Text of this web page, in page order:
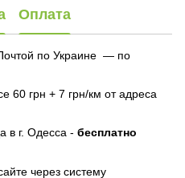
Оплата
по Украине — по
60 грн + 7 грн/км от адреса
в г. Одесса - бесплатно
через систему